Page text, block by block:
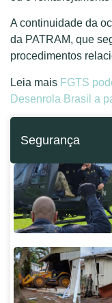
A continuidade da
da PATRAM, que
procedimentos
Leia mais FGTS
Desenrola Brasil a
Segurança